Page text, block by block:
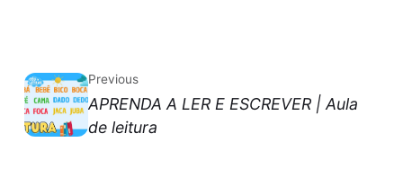
Previous
APRENDA A LER E ESCREVER | Aula
de leitura